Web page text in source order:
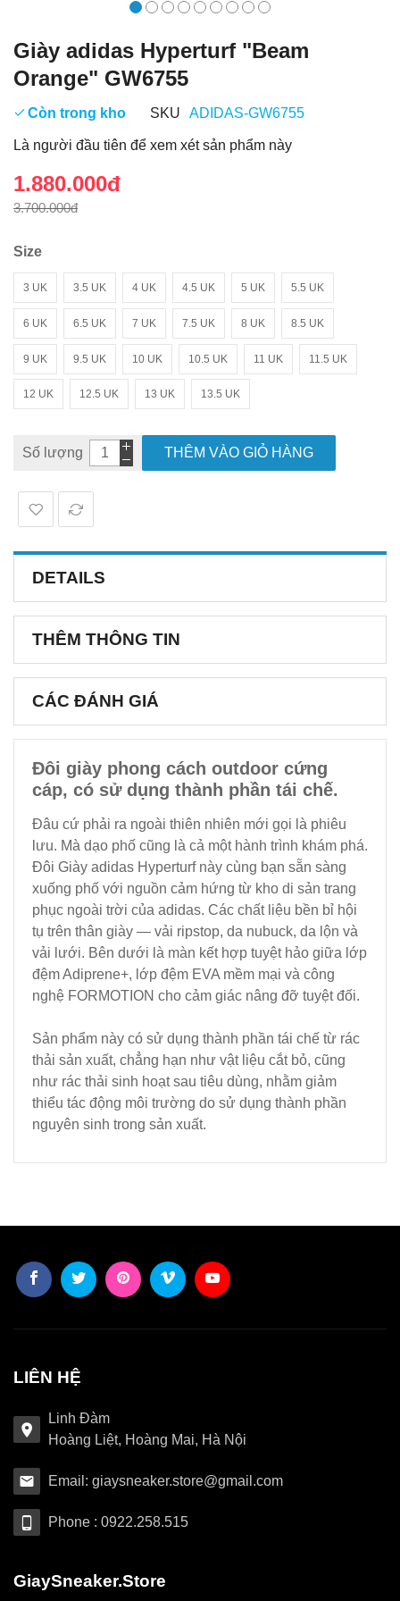
Giày adidas Hyperturf "Beam
Orange" GW6755
Còn trong kho SKU ADIDAS-GW6755
Là người đầu tiên để xem xét sản phẩm này
1.880.000đ
3.700.000đ
Size
3 UK 3.5 UK 4 UK 4.5 UK 5 UK 5.5 UK
6 UK 6.5 UK 7 UK 7.5 UK 8 UK 8.5 UK
9 UK 9.5 UK 10 UK 10.5 UK 11 UK 11.5 UK
12 UK 12.5 UK 13 UK 13.5 UK
Số lượng THÊM VÀO GIỎ HÀNG
DETAILS
THÊM THÔNG TIN
CÁC ĐÁNH GIÁ
Đôi giày phong cách outdoor cứng
cáp, có sử dụng thành phần tái chế.
Đâu cứ phải ra ngoài thiên nhiên mới gọi là phiêu
lưu. Mà dạo phố cũng là cả một hành trình khám phá.
Đôi Giày adidas Hyperturf này cùng bạn sẵn sàng
xuống phố với nguồn cảm hứng từ kho di sản trang
phục ngoài trời của adidas. Các chất liệu bền bỉ hội
tụ trên thân giày — vải ripstop, da nubuck, da lộn và
vải lưới. Bên dưới là màn kết hợp tuyệt hảo giữa lớp
đệm Adiprene+, lớp đệm EVA mềm mại và công
nghệ FORMOTION cho cảm giác nâng đỡ tuyệt đối.
Sản phẩm này có sử dụng thành phần tái chế từ rác
thải sản xuất, chẳng hạn như vật liệu cắt bỏ, cũng
như rác thải sinh hoạt sau tiêu dùng, nhằm giảm
thiểu tác động môi trường do sử dụng thành phần
nguyên sinh trong sản xuất.
LIÊN HỆ
Linh Đàm
Hoàng Liệt, Hoàng Mai, Hà Nội
Email: giaysneaker.store@gmail.com
Phone : 0922.258.515
GiaySneaker.Store